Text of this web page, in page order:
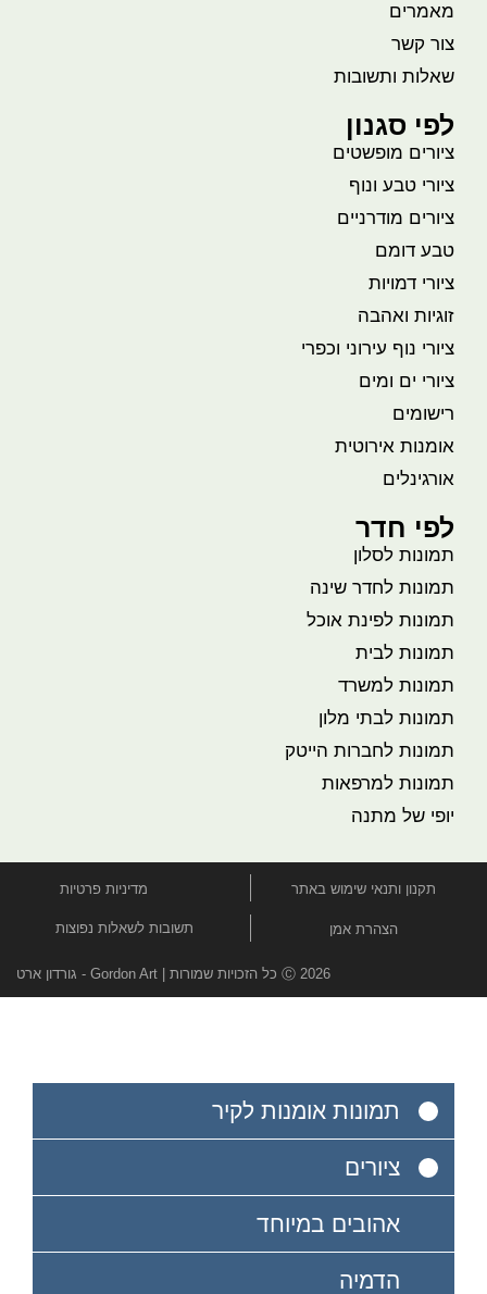
מאמרים
צור קשר
שאלות ותשובות
לפי סגנון
ציורים מופשטים
ציורי טבע ונוף
ציורים מודרניים
טבע דומם
ציורי דמויות
זוגיות ואהבה
ציורי נוף עירוני וכפרי
ציורי ים ומים
רישומים
אומנות אירוטית
אורגינלים
לפי חדר
תמונות לסלון
תמונות לחדר שינה
תמונות לפינת אוכל
תמונות לבית
תמונות למשרד
תמונות לבתי מלון
תמונות לחברות הייטק
תמונות למרפאות
יופי של מתנה
תקנון ותנאי שימוש באתר מדיניות פרטיות
הצהרת אמן תשובות לשאלות נפוצות
Ⓒ 2026 כל הזכויות שמורות | Gordon Art - גורדון ארט
תמונות אומנות לקיר
ציורים
אהובים במיוחד
הדמיה